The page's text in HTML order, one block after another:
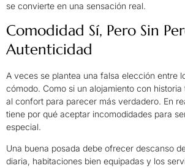
se convierte en una sensación real.
Comodidad Sí, Pero Sin
Autenticidad
A veces se plantea una falsa elección entre
cómodo. Como si un alojamiento con
al confort para parecer más verdadero. En
tiene por qué aceptar incomodidades para
especial.
Una buena posada debe ofrecer descanso
diaria, habitaciones bien equipadas y los